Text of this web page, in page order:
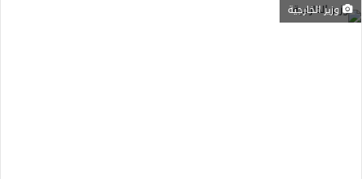
وزير الخارجية